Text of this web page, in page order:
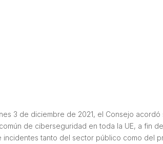
3 de diciembre de 2021, el Consejo acordó
de ciberseguridad en toda la UE, a fin
incidentes tanto del sector público como del